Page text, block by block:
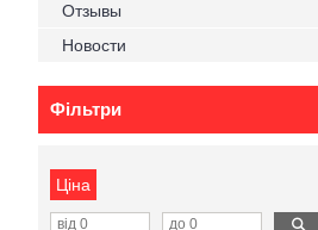
Отзывы
Новости
Фільтри
Ціна